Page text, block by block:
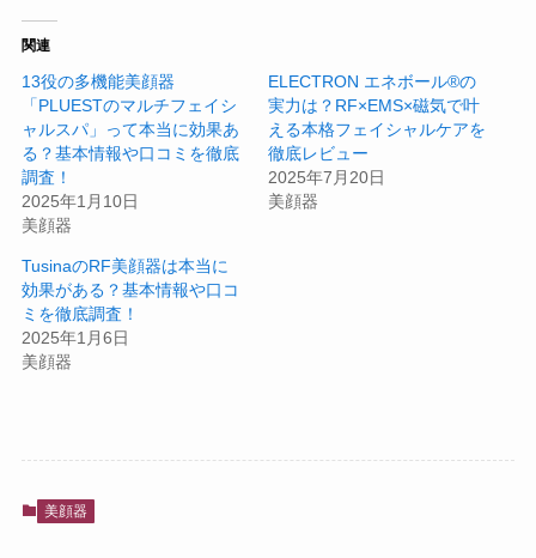
関連
13役の多機能美顔器
「PLUESTのマルチフェイシ
ャルスパ」って本当に効果あ
る？基本情報や口コミを徹底
調査！
2025年1月10日
美顔器
ELECTRON エネボール®の
実力は？RF×EMS×磁気で叶
える本格フェイシャルケアを
徹底レビュー
2025年7月20日
美顔器
TusinaのRF美顔器は本当に
効果がある？基本情報や口コ
ミを徹底調査！
2025年1月6日
美顔器
美顔器